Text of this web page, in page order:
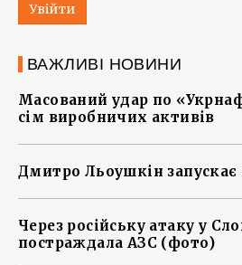
Увійти
ВАЖЛИВІ НОВИНИ
Масований удар по
сім виробничих активів
Дмитро Льоушкін
Через російську атаку у
постраждала АЗС (фото)